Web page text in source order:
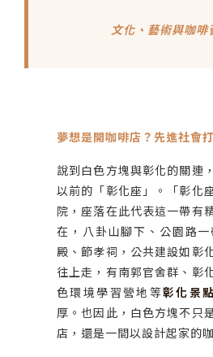
文化、藝術與咖啡
夢想是開咖啡店？先進社會
說到白色方塊與彰化的關連
以前的「彰化座」。「彰化
院，座落在此代表這一帶有
在，八卦山腳下、公園路
殿、節孝祠，公共建設如彰
往上走，有南郭官舍群、彰
色環境學習營地等彰化景點
厚。也因此，白色方塊不只
店，還是一間以設計起家的